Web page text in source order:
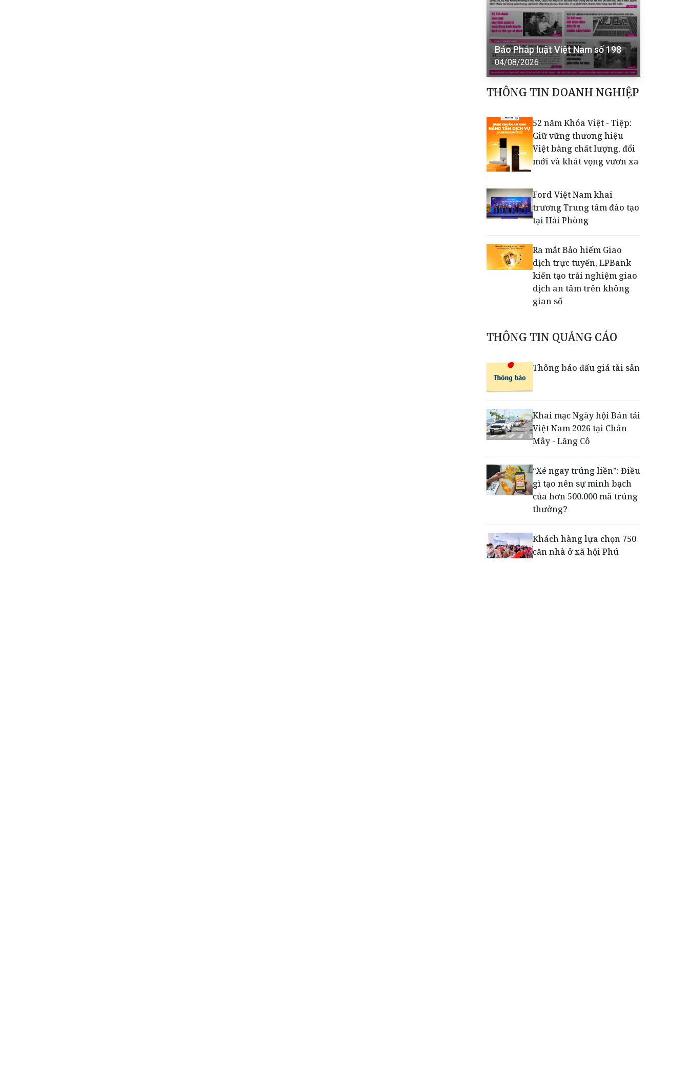
Báo Pháp luật Việt Nam số 198
04/08/2026
THÔNG TIN DOANH NGHIỆP
52 năm Khóa Việt - Tiệp:
Giữ vững thương hiệu
Việt bằng chất lượng, đổi
mới và khát vọng vươn xa
Ford Việt Nam khai
trương Trung tâm đào tạo
tại Hải Phòng
Ra mắt Bảo hiểm Giao
dịch trực tuyến, LPBank
kiến tạo trải nghiệm giao
dịch an tâm trên không
gian số
Dấu mốc khẳng định năng
lực vận hành và thích ứng
toán thưởng vượt kế
hoạch
lập nghiệp của người trẻ
toàn cầu
THÔNG TIN QUẢNG CÁO
Thông báo đấu giá tài sản
Khai mạc Ngày hội Bán tải
Việt Nam 2026 tại Chân
Mây - Lăng Cô
“Xé ngay trúng liền”: Điều
gì tạo nên sự minh bạch
của hơn 500.000 mã trúng
thưởng?
Khách hàng lựa chọn 750
căn nhà ở xã hội Phú